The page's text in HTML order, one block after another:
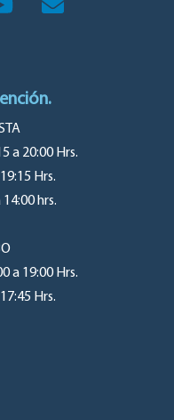
a 20:00 Hrs.
Hrs.
hrs.
a 19:00 Hrs.
Hrs.